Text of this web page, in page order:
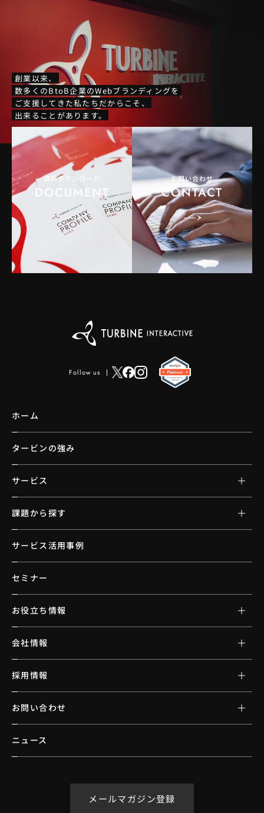
創業以来、
数多くのBtoB企業のWebブランディングを
ご支援してきた私たちだからこそ、
出来ることがあります。
資料ダウンロード
DOCUMENT
お問い合わせ
CONTACT
Follow us
ホーム
タービンの強み
サービス
課題から探す
サービス活用事例
セミナー
お役立ち情報
会社情報
採用情報
お問い合わせ
ニュース
メールマガジン登録